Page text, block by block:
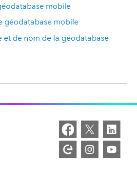
mobile
géodatabase mobile
et de nom de la géodatabase